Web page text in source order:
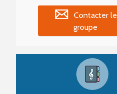
Contacter le
groupe